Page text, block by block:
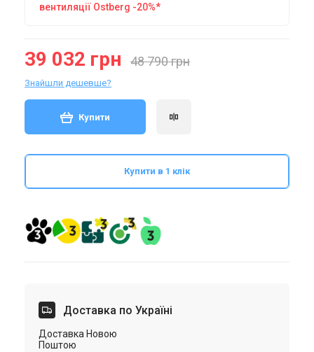
вентиляції Ostberg -20%*
39 032 грн 48 790 грн
Знайшли дешевше?
Купити
Купити в 1 клік
Доставка по Україні
Доставка Новою
Поштою